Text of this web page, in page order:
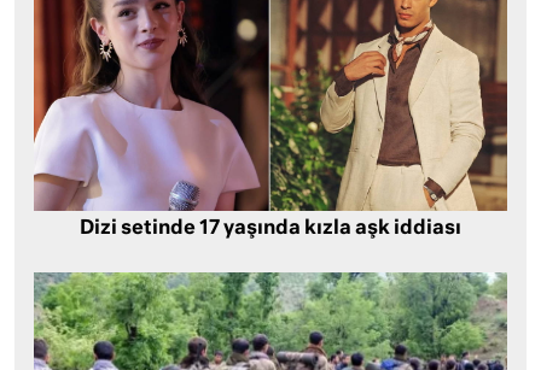
Dizi setinde 17 yaşında kızla aşk iddiası